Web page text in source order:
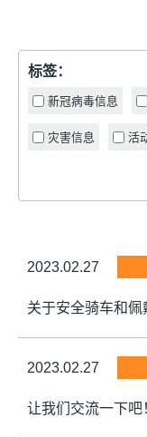
标签：
新冠病毒信息
灾害信息 活
2023.02.27
关于安全骑车和
2023.02.27
让我们交流一下吧